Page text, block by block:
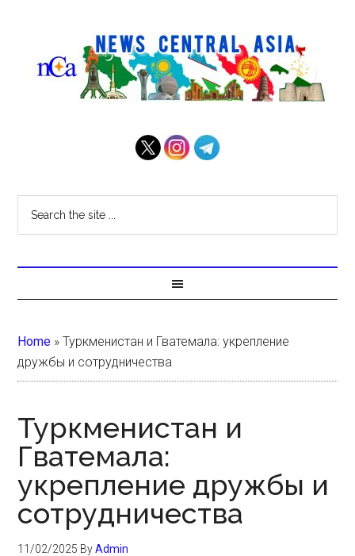
Home »Туркменистан и Гватемала: укрепление
дружбы и сотрудничества
Туркменистан и
Гватемала:
укрепление дружбы и
сотрудничества
11/02/2025 ByAdmin